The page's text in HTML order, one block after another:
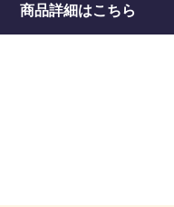
商品詳細はこちら